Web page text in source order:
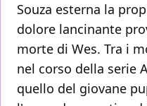
Souza esterna la
dolore lancinante
morte di Wes. Tra i
nel corso della serie
quello del giovane